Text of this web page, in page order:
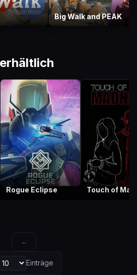
Big Walk and PEAK
Rogue Eclipse Touch of
←
Einträge